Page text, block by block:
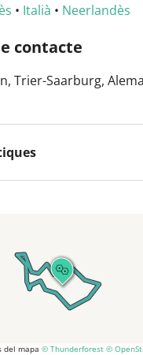
• Italià • Neerlandès
contacte
Trier-Saarburg,
del mapa © Thunderforest ©